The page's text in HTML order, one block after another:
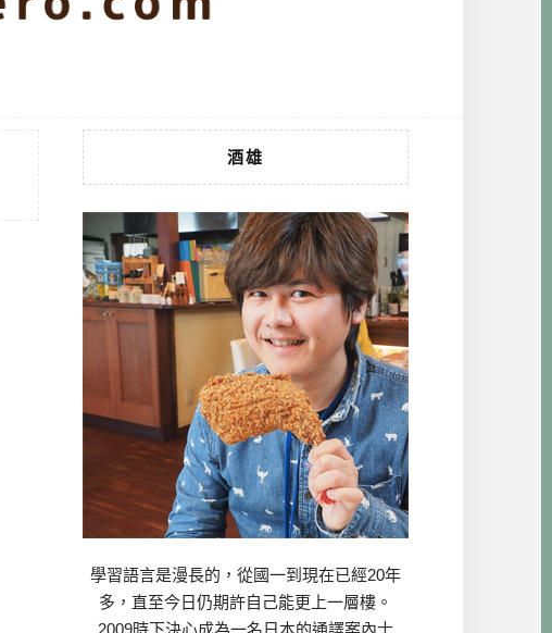
酒雄
學習語言是漫長的，從國一到現在已經20年
多，直至今日仍期許自己能更上一層樓。
2009時下決心成為一名日本的通譯案內士